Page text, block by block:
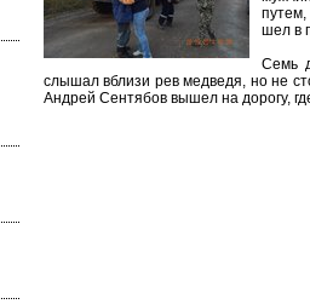
путем,
шел в
Семь
слышал вблизи рев медведя, но не
Андрей Сентябов вышел на дорогу,